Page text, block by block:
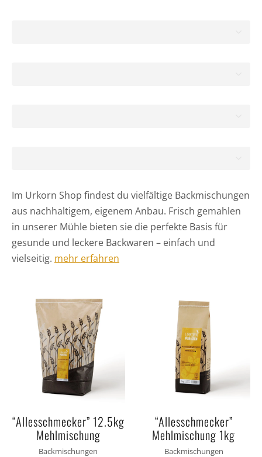
Im Urkorn Shop findest du vielfältige Backmischungen
aus nachhaltigem, eigenem Anbau. Frisch gemahlen
in unserer Mühle bieten sie die perfekte Basis für
gesunde und leckere Backwaren – einfach und
vielseitig. mehr erfahren
“Allesschmecker” 12.5kg
Mehlmischung
Backmischungen
“Allesschmecker”
Mehlmischung 1kg
Backmischungen